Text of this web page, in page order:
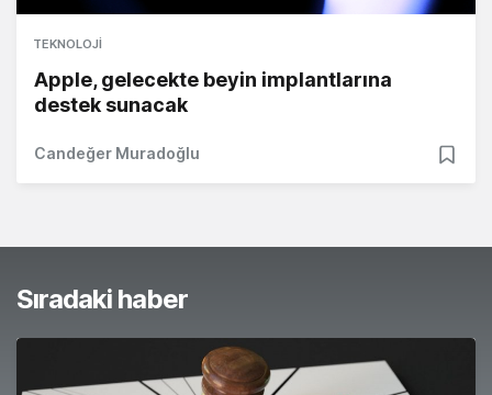
TEKNOLOJI
Apple, gelecekte beyin implantlarına
destek sunacak
Candeğer Muradoğlu
Sıradaki haber